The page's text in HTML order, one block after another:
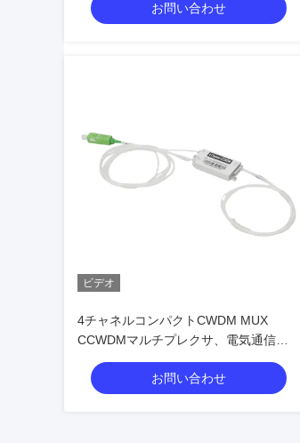
お問い合わせ
ビデオ
4チャネルコンパクトCWDM MUX
CCWDMマルチプレクサ、電気通信お
よびデータセンターアプリケーション
向けの高安定性お問い合わせ